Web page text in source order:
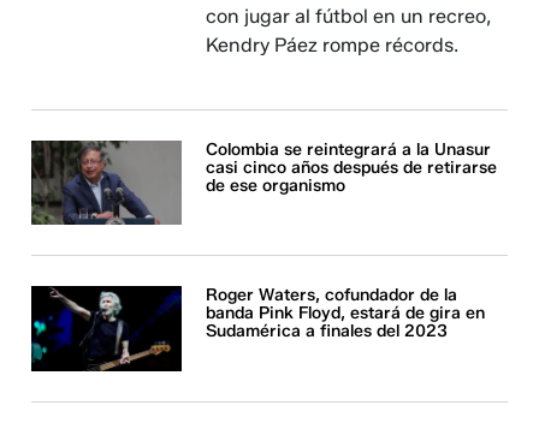
con jugar al fútbol en un recreo,
Kendry Páez rompe récords.
Colombia se reintegrará a la Unasur
casi cinco años después de retirarse
de ese organismo
Roger Waters, cofundador de la
banda Pink Floyd, estará de gira en
Sudamérica a finales del 2023